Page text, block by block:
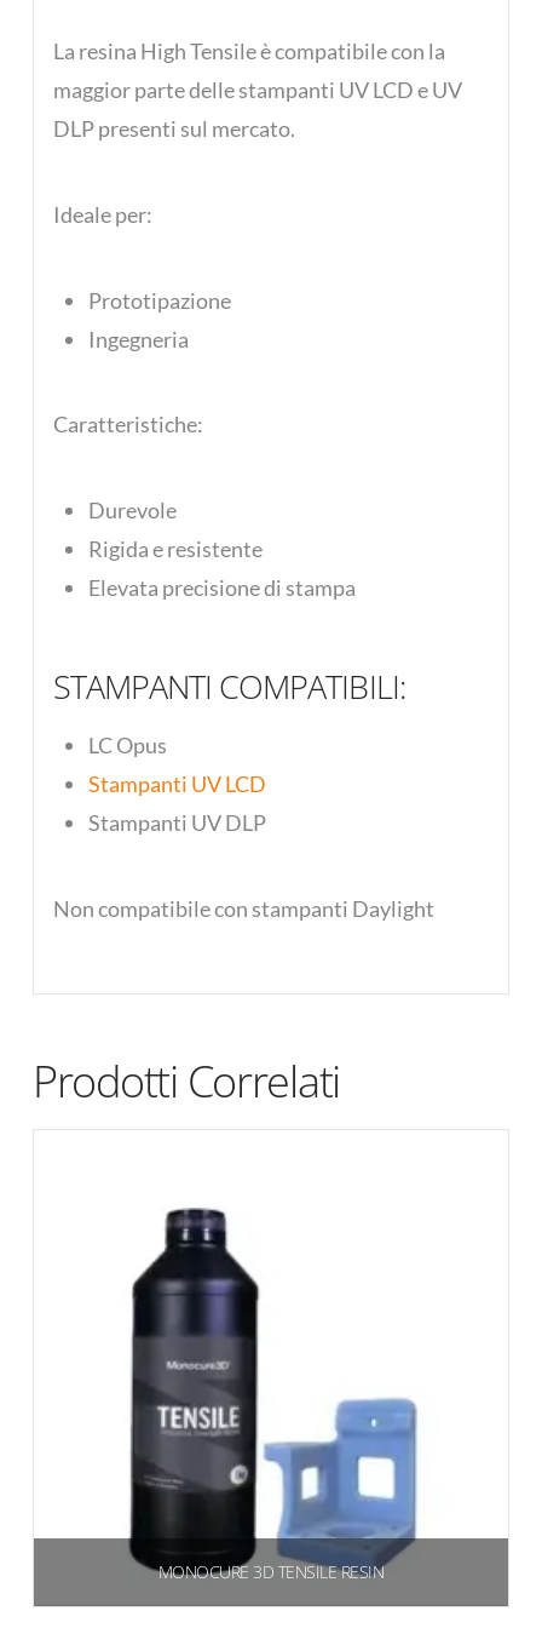
La resina High Tensile è compatibile con la
maggior parte delle stampanti UV LCD e UV
DLP presenti sul mercato.
Ideale per:
Prototipazione
Ingegneria
Caratteristiche:
Durevole
Rigida e resistente
Elevata precisione di stampa
STAMPANTI COMPATIBILI:
LC Opus
Stampanti UV LCD
Stampanti UV DLP
Non compatibile con stampanti Daylight
Prodotti Correlati
MONOCURE 3D TENSILE RESIN